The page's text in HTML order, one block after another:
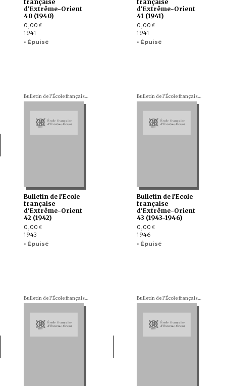
française
d'Extrême-Orient
40 (1940)
0,00 €
1941
• Épuisé
française
d'Extrême-Orient
41 (1941)
0,00 €
1941
• Épuisé
Bulletin de l'École française d'Extrême-Orient (BEFEO)
Bulletin de l'Ecole
française
d'Extrême-Orient
42 (1942)
0,00 €
1943
• Épuisé
Bulletin de l'École française d'Extrême-Orient (BEFEO)
Bulletin de l'Ecole
française
d'Extrême-Orient
43 (1943-1946)
0,00 €
1946
• Épuisé
Bulletin de l'École française d'Extrême-Orient (BEFEO) Bulletin de l'École française d'Extrême-Orient (BEFEO)